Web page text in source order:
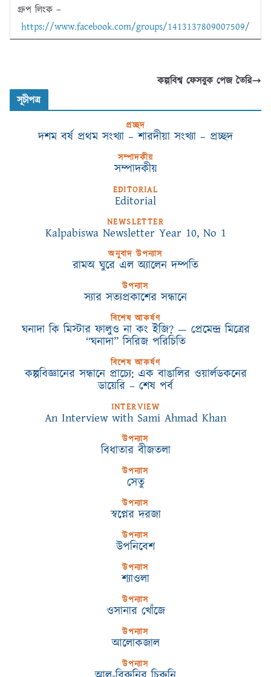
গ্রুপ লিংক –
https://www.facebook.com/groups/1413137809007509/
কল্পবিশ্ব ফেসবুক পেজ তৈরি
সূচীপত্র
প্রচ্ছদ
দশম বর্ষ প্রথম সংখ্যা – শারদীয়া সংখ্যা – প্রচ্ছদ
সম্পাদকীয়
সম্পাদকীয়
EDITORIAL
Editorial
NEWSLETTER
Kalpabiswa Newsletter Year 10, No 1
অনুবাদ উপন্যাস
রামঅ ঘুরে এল অ্যালেন দম্পতি
উপন্যাস
স্যার সত্যপ্রকাশের সন্ধানে
বিশেষ আকর্ষণ
ঘনাদা কি মিস্টার ফালুও না কং ইজি? — প্রেমেন্দ্র মিত্রের
“ঘনাদা” সিরিজ পরিচিতি
বিশেষ আকর্ষণ
কল্পবিজ্ঞানের সন্ধানে প্রাচ্যে: এক বাঙালির ওয়ার্লডকনের
ডায়েরি – শেষ পর্ব
INTERVIEW
An Interview with Sami Ahmad Khan
উপন্যাস
বিধাতার বীজতলা
উপন্যাস
সেতু
উপন্যাস
স্বপ্নের দরজা
উপন্যাস
উপনিবেশ
উপন্যাস
শ্যাওলা
উপন্যাস
ওসানার খোঁজে
উপন্যাস
আলোকজাল
উপন্যাস